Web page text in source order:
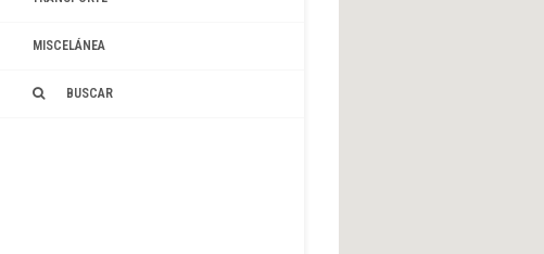
MISCELÁNEA
BUSCAR